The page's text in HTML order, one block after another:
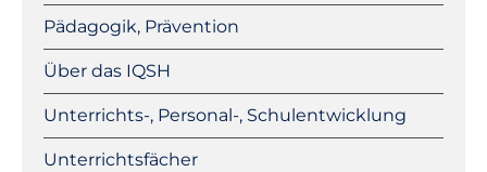
Pädagogik, Prävention
Über das IQSH
Unterrichts-, Personal-, Schulentwicklung
Unterrichtsfächer